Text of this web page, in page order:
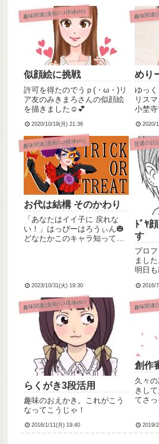
趣味関連(漫画ｱﾆﾒ排球etc)
似顔絵に挑戦
許可を得たのでうｐ(・ω・)リ
ア友のみきまろさんの似顔絵
を描きました☺️💕
2020/10/19(月) 21:36
趣味関連
めり
ゆっ
リス
小埜寺
スマ
ない
ツイ
っこ
ぐる
しい...
2020/
趣味関連(漫画ｱﾆﾒ排球etc)
お代は結構 そのかわり
「あなたはイイ子に 戻れな
い！」はっぴーはろうぃん🎃
どなたかこのキャラ知ってる
2023/10/31(火) 19:30
普通の日
ﾄﾞﾔ
す
プロ
まし
明日
2016/
趣味関連(漫画ｱﾆﾒ排球etc)
らくがき3段活用
趣味のおえかき。これがこう
なってこうじゃ！
2016/1/11(月) 19:40
趣味関連
創作
久々
きし
てさっ
した
2019/